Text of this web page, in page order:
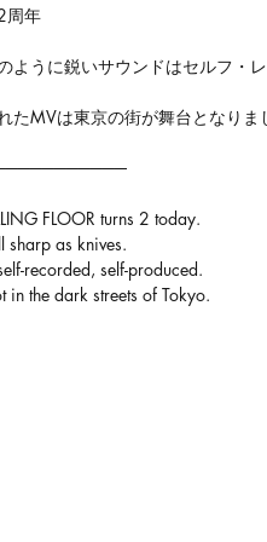
周年
ように鋭いサウンドはセルフ・
たMVは東京の街が舞台となりま
FLOOR turns 2 today.
sharp as knives.
recorded, self-produced.
in the dark streets of Tokyo.